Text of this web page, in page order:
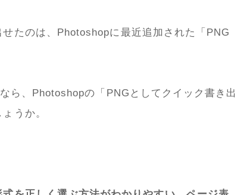
たのは、Photoshopに最近追加された「PNG
ら、Photoshopの「PNGとしてクイック書き出
うか。